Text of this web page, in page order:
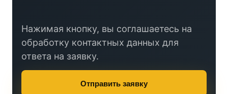
Нажимая кнопку, вы соглашаетесь на
обработку контактных данных для
ответа на заявку.
Отправить заявку